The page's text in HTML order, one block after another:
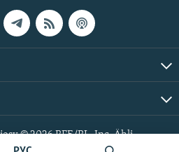
© 2026 RFE/RL, Inc. Ähli